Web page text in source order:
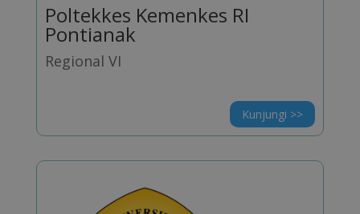
Poltekkes Kemenkes RI
Pontianak
Regional VI
Kunjungi >>